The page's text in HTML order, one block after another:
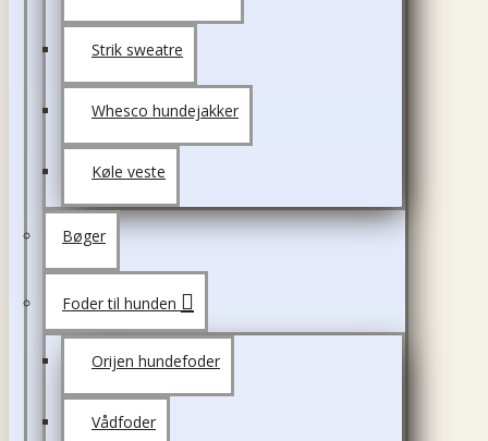
Strik sweatre
Whesco hundejakker
Køle veste
Bøger
Foder til hunden
Orijen hundefoder
Vådfoder